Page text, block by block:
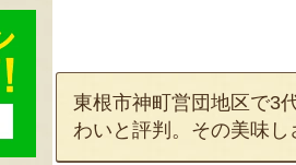
東根市神町営団地区で3
わいと評判。その美味し